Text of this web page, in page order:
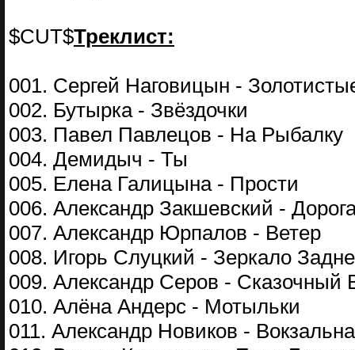
$CUT$Треклист:
001. Сергей Наговицын -
002. Бутырка - Звёздочки
003. Павел Павлецов - На Рыбалку
004. Демидыч - Ты
005. Елена Галицына - Прости
006. Александр Закшевский -
007. Александр Юрпалов - Ветер
008. Игорь Слуцкий - Зеркало
009. Александр Серов - Сказочный
010. Алёна Андерс - Мотыльки
011. Александр Новиков -